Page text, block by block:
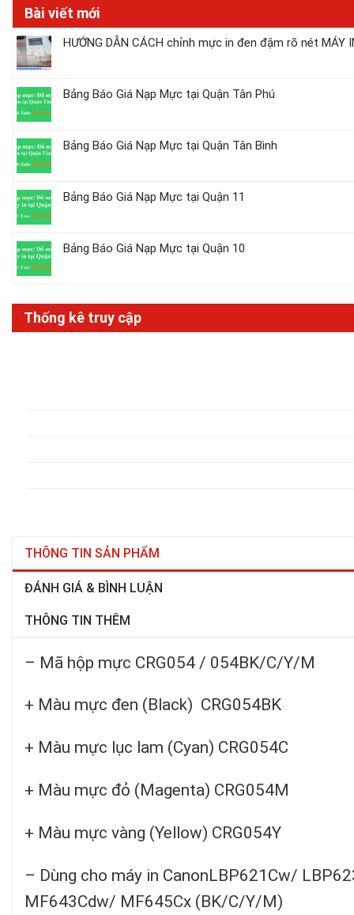
THÔNG TIN SẢN PHẨM
ĐÁNH GIÁ & BÌNH LUẬN
THÔNG TIN THÊM
– Mã hộp mực CRG054 / 054BK/C/Y/M
+ Màu mực đen (Black) CRG054BK
+ Màu mực lục lam (Cyan) CRG054C
+ Màu mực đỏ (Magenta) CRG054M
+ Màu mực vàng (Yellow) CRG054Y
– Dùng cho máy in CanonLBP621Cw/
MF643Cdw/ MF645Cx (BK/C/Y/M)
Bài viết mới
HƯỚNG DẪN CÁCH chỉnh mực in đen đậm rõ nét MÁY
Bảng Báo Giá Nạp Mực tại Quận Tân Phú
Bảng Báo Giá Nạp Mực tại Quận Tân Bình
Bảng Báo Giá Nạp Mực tại Quận 11
Bảng Báo Giá Nạp Mực tại Quận 10
Thống kê truy cập